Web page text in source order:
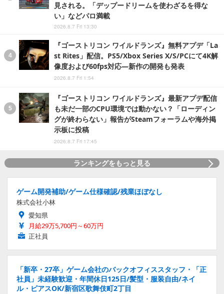
見される。「デップードリームを使わざるを得な
い」などパロ満載
2026.8.7 Fri 13:30
『ゴーストリコン ワイルドランズ』無料アプデ「La
st Rites」配信。PS5/Xbox Series X/S/PCにて4K解
像度および60fps対応―新作の開発も発表
2026.8.7 Fri 1:54
『ゴーストリコン ワイルドランズ』最新アプデ配信
も未だ一部のCPU環境では動かない？「ローディン
グが終わらない」報告がSteamフォーラムや海外掲
示板に投稿
2026.8.7 Fri 17:45
ランキングをもっと見る
ゲーム開発補助/ゲーム仕様確認/残業ほぼなし
株式会社小林
愛知県
月給29万5,700円～60万円
正社員
「新卒・27卒」ゲーム会社のバックオフィススタッフ・「正
社員」未経験歓迎・年間休日125日/髪型・服装自由/ネイ
ル・ピアスOK/新宿区歌舞伎町2丁目